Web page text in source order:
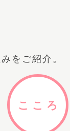
をご紹介。
ここ ろ